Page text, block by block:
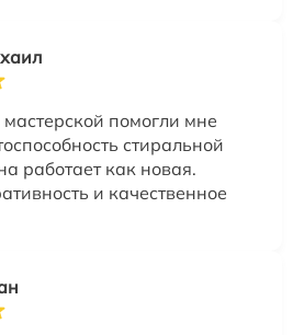
помогли мне
стиральной
работает как новая.
и качественное